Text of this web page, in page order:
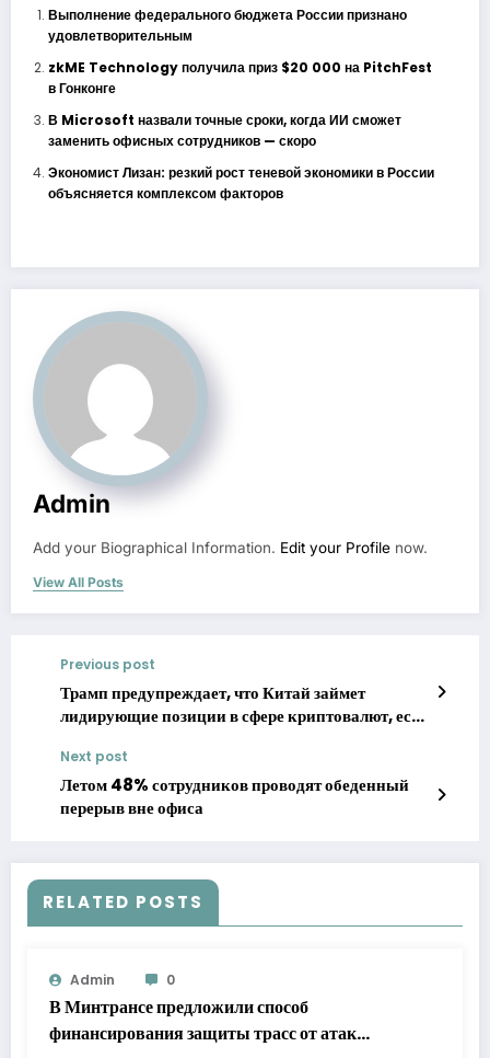
Выполнение федерального бюджета России признано
удовлетворительным
zkME Technology получила приз $20 000 на PitchFest
в Гонконге
В Microsoft назвали точные сроки, когда ИИ сможет
заменить офисных сотрудников — скоро
Экономист Лизан: резкий рост теневой экономики в России
объясняется комплексом факторов
Admin
Add your Biographical Information. Edit your Profile now.
View All Posts
Previous post
Трамп предупреждает, что Китай займет
лидирующие позиции в сфере криптовалют, если
Next post
Летом 48% сотрудников проводят обеденный
перерыв вне офиса
RELATED POSTS
Admin 0
В Минтрансе предложили способ
финансирования защиты трасс от атак